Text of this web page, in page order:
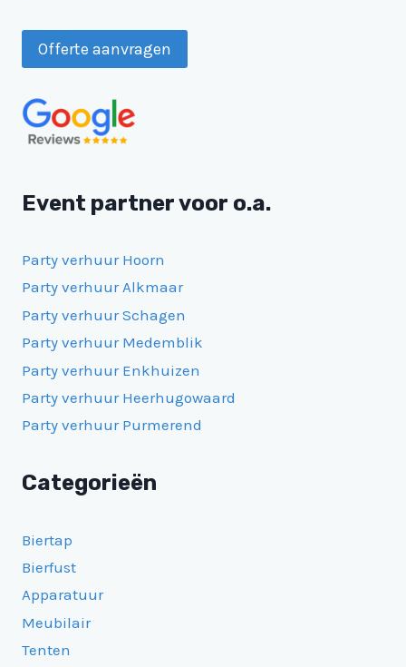
Offerte aanvragen
Event partner voor o.a.
Party verhuur Hoorn
Party verhuur Alkmaar
Party verhuur Schagen
Party verhuur Medemblik
Party verhuur Enkhuizen
Party verhuur Heerhugowaard
Party verhuur Purmerend
Categorieën
Biertap
Bierfust
Apparatuur
Meubilair
Tenten